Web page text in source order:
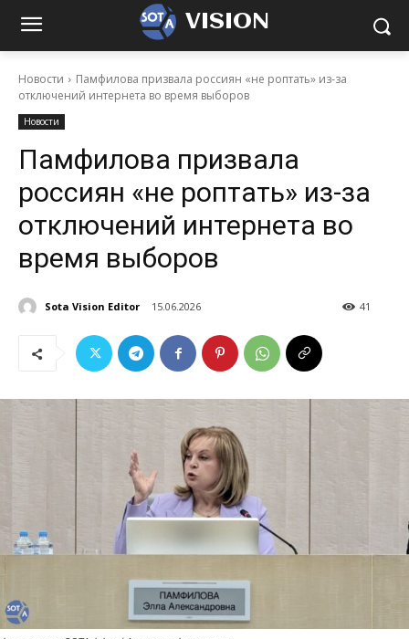
VISION
Новости
Памфилова призвала россиян «не роптать» из-за
отключений интернета во время выборов
Новости
Памфилова призвала
россиян «не роптать» из-за
отключений интернета во
время выборов
Sota Vision Editor 15.06.2026 41